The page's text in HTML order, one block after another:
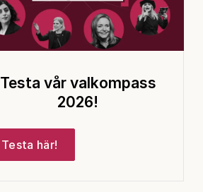
Testa vår valkompass
2026!
Testa här!